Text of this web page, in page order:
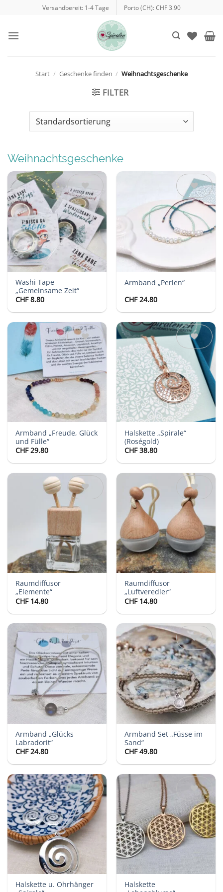
springen
Versandbereit: 1-4 Tage Porto (CH): CHF 3.90
Start / Geschenke finden / Weihnachtsgeschenke
FILTER
Weihnachtsgeschenke
Auf die
Wunschliste
Washi Tape
„Gemeinsame Zeit“
CHF8.80
Auf die
Wunschliste
Armband „Perlen“
CHF24.80
Auf die
Wunschliste
Armband „Freude, Glück
und Fülle“
CHF29.80
Auf die
Wunschliste
Halskette „Spirale“
(Roségold)
CHF38.80
Auf die
Wunschliste
Raumdiffusor
„Elemente“
CHF14.80
Auf die
Wunschliste
Raumdiffusor
„Luftveredler“
CHF14.80
Auf die
Wunschliste
Armband „Glücks
Labradorit“
CHF24.80
Auf die
Wunschliste
Armband Set „Füsse im
Sand“
CHF49.80
Auf die
Wunschliste
Halskette u. Ohrhänger
Auf die
Wunschliste
Halskette